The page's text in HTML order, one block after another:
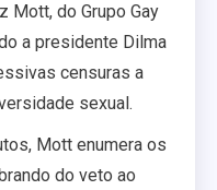
Mott, do Grupo Gay
a presidente Dilma
censuras a
sexual.
Mott enumera os
do veto ao